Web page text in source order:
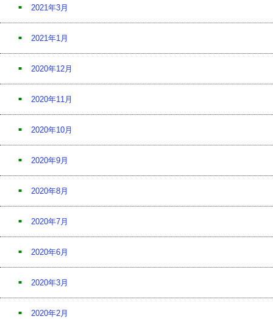
2021年3月
2021年1月
2020年12月
2020年11月
2020年10月
2020年9月
2020年8月
2020年7月
2020年6月
2020年3月
2020年2月